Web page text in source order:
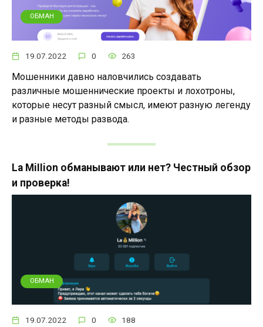
ОБМАН
19.07.2022 0 263
Мошенники давно наловчились создавать
различные мошеннические проекты и лохотроны,
которые несут разный смысл, имеют разную легенду
и разные методы развода.
La MiIIion обманывают или нет? Честный обзор
и проверка!
ОБМАН
19.07.2022 0 188